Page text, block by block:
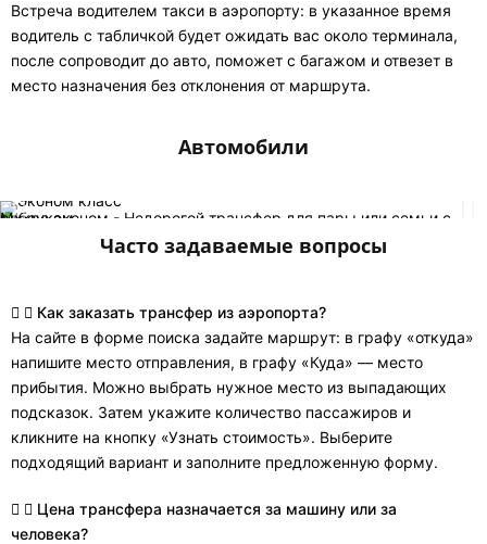
Встреча водителем такси в аэропорту: в указанное время
водитель с табличкой будет ожидать вас около терминала,
после сопроводит до авто, поможет с багажом и отвезет в
место назначения без отклонения от маршрута.
Автомобили
Микро эконом - Недорогой трансфер для пары или семьи с ребенком
Часто задаваемые вопросы
Как заказать трансфер из аэропорта?
На сайте в форме поиска задайте маршрут: в графу «откуда»
напишите место отправления, в графу «Куда» — место
прибытия. Можно выбрать нужное место из выпадающих
подсказок. Затем укажите количество пассажиров и
кликните на кнопку «Узнать стоимость». Выберите
подходящий вариант и заполните предложенную форму.
Цена трансфера назначается за машину или за
человека?